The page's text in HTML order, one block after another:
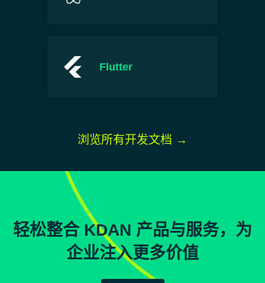
Flutter
浏览所有开发文档 →
轻松整合 KDAN 产品与服务，为
企业注入更多价值